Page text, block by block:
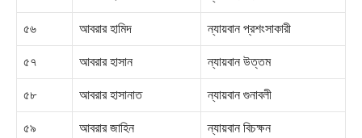
৫৬ আবরার হামিদ ন্যায়বান প্রশংসাকারী
৫৭ আবরার হাসান ন্যায়বান উত্তম
৫৮ আবরার হাসানাত ন্যায়বান গুনাবলী
৫৯ আবরার জাহিন ন্যায়বান বিচক্ষন